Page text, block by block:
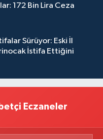
172 Bin Lira Ceza
Sürüyor: Eski İl
İstifa Ettiğini
Eczaneler